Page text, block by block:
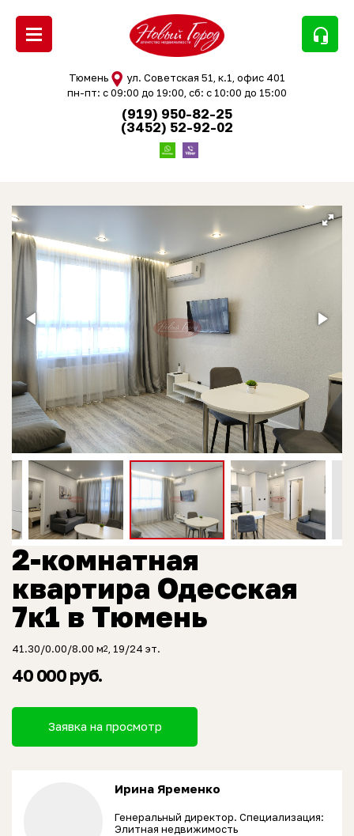
headset_mic
Тюмень
ул. Советская 51, к.1, офис 401
пн-пт: с 09:00 до 19:00, сб: с 10:00 до 15:00
(919) 950-82-25
(3452) 52-92-02
2-комнатная
квартира Одесская
7к1 в Тюмень
41.30/0.00/8.00 м2 , 19/24 эт.
40 000 руб.
Заявка на просмотр
Ирина Яременко
Генеральный директор. Специализация:
Элитная недвижимость